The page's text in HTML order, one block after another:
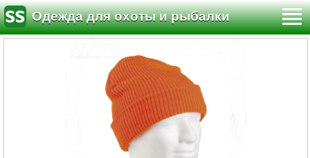
Одежда для охоты и рыбалки